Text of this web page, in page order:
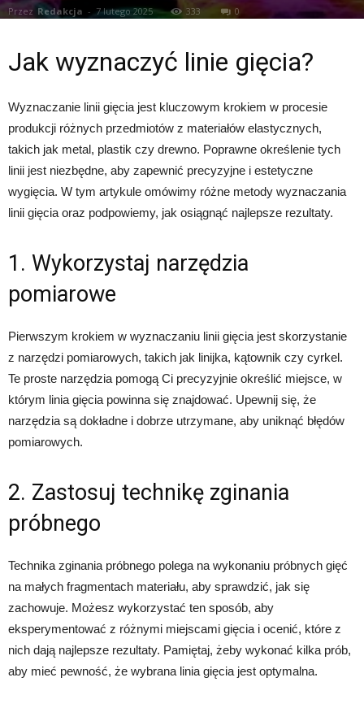
Przez Redakcja - 7 lutego 2025 333 0
Jak wyznaczyć linie gięcia?
Wyznaczanie linii gięcia jest kluczowym krokiem w procesie
produkcji różnych przedmiotów z materiałów elastycznych,
takich jak metal, plastik czy drewno. Poprawne określenie tych
linii jest niezbędne, aby zapewnić precyzyjne i estetyczne
wygięcia. W tym artykule omówimy różne metody wyznaczania
linii gięcia oraz podpowiemy, jak osiągnąć najlepsze rezultaty.
1. Wykorzystaj narzędzia
pomiarowe
Pierwszym krokiem w wyznaczaniu linii gięcia jest skorzystanie
z narzędzi pomiarowych, takich jak linijka, kątownik czy cyrkel.
Te proste narzędzia pomogą Ci precyzyjnie określić miejsce, w
którym linia gięcia powinna się znajdować. Upewnij się, że
narzędzia są dokładne i dobrze utrzymane, aby uniknąć błędów
pomiarowych.
2. Zastosuj technikę zginania
próbnego
Technika zginania próbnego polega na wykonaniu próbnych gięć
na małych fragmentach materiału, aby sprawdzić, jak się
zachowuje. Możesz wykorzystać ten sposób, aby
eksperymentować z różnymi miejscami gięcia i ocenić, które z
nich dają najlepsze rezultaty. Pamiętaj, żeby wykonać kilka prób,
aby mieć pewność, że wybrana linia gięcia jest optymalna.